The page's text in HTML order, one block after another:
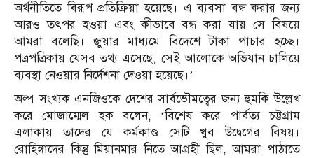
অর্থনীতিতে বিরূপ প্রতিক্রিয়া হয়েছে। এ ব্যবসা বন্ধ করার জন্য
আরও তৎপর হওয়া এবং কীভাবে বন্ধ করা যায় সে বিষয়ে
আমরা বলেছি। জুয়ার মাধ্যমে বিদেশে টাকা পাচার হচ্ছে।
পত্রপত্রিকায় যেসব তথ্য এসেছে, সেই আলোকে অভিযান চালিয়ে
ব্যবস্থা নেওয়ার নির্দেশনা দেওয়া হয়েছে।’
অল্প সংখ্যক এনজিওকে দেশের সার্বভৌমত্বের জন্য হুমকি উল্লেখ
করে মোজাম্মেল হক বলেন, ‘বিশেষ করে পার্বত্য চট্টগ্রাম
এলাকায় তাদের যে কর্মকাণ্ড সেটি খুব উদ্বেগের বিষয়।
রোহিঙ্গাদের কিন্তু মিয়ানমার নিতে আগ্রহী ছিল, আমরা পাঠাতে